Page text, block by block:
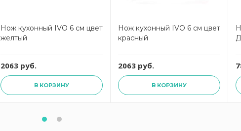
Нож кухонный IVO 6 см цвет
желтый
2063 руб.
В КОРЗИНУ
Нож кухонный IVO 6 см цвет
красный
2063 руб.
В КОРЗИНУ